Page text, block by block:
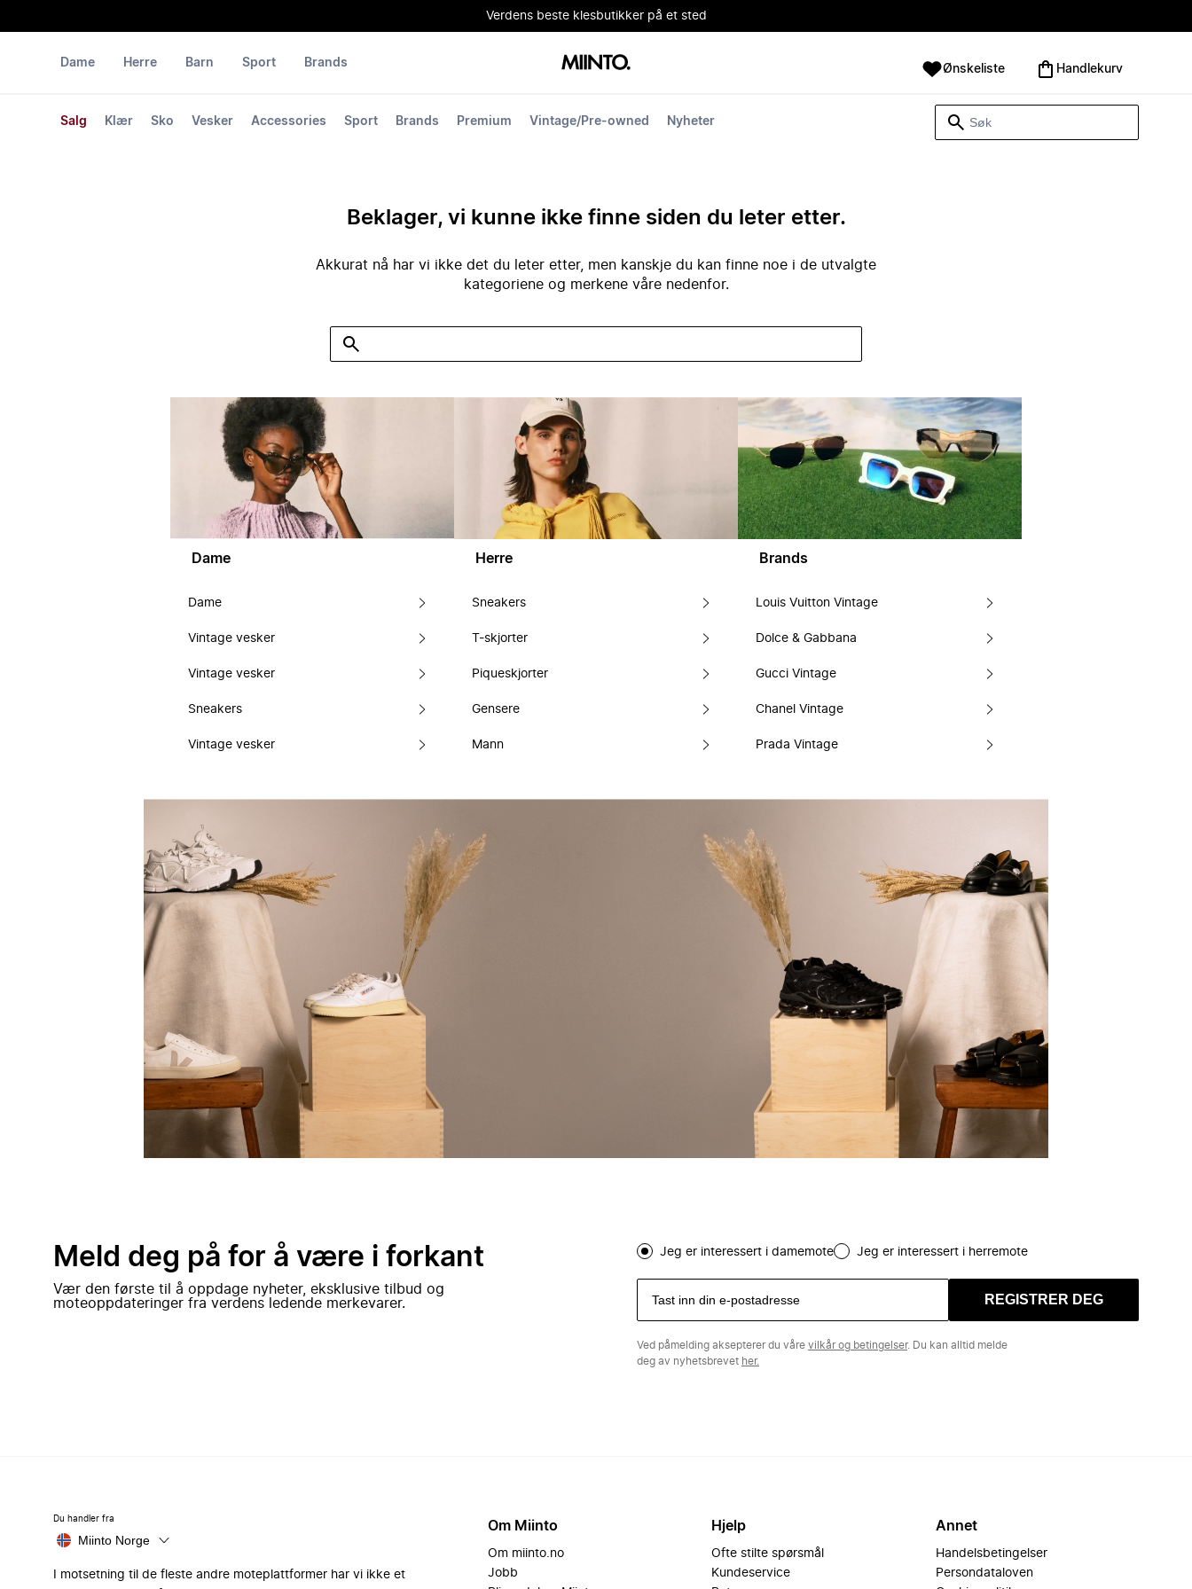
Verdens beste klesbutikker på et sted
Dame
Salg Klær Sko Vesker Accessories Sport Brands Premium Vintage/Pre-owned Nyheter
Herre Barn Sport Brands Ønskeliste Handlekurv
Beklager, vi kunne ikke finne siden du leter etter.
Akkurat nå har vi ikke det du leter etter, men kanskje du kan finne noe i de utvalgte
kategoriene og merkene våre nedenfor.
Dame
Dame
Vintage vesker
Vintage vesker
Sneakers
Vintage vesker
Herre
Sneakers
T-skjorter
Piqueskjorter
Gensere
Mann
Brands
Louis Vuitton Vintage
Dolce & Gabbana
Gucci Vintage
Chanel Vintage
Prada Vintage
Meld deg på for å være i forkant
Vær den første til å oppdage nyheter, eksklusive tilbud og
moteoppdateringer fra verdens ledende merkevarer.
Jeg er interessert i damemote Jeg er interessert i herremote
REGISTRER DEG
Ved påmelding aksepterer du våre vilkår og betingelser. Du kan alltid melde
deg av nyhetsbrevet her.
Du handler fra
Miinto Norge
I motsetning til de fleste andre moteplattformer har vi ikke et
Om Miinto
Om miinto.no
Jobb
Hjelp
Ofte stilte spørsmål
Kundeservice
Annet
Handelsbetingelser
Persondataloven